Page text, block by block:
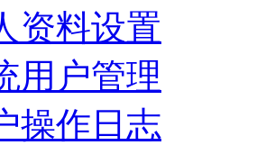
资料设置
用户管理
操作日志